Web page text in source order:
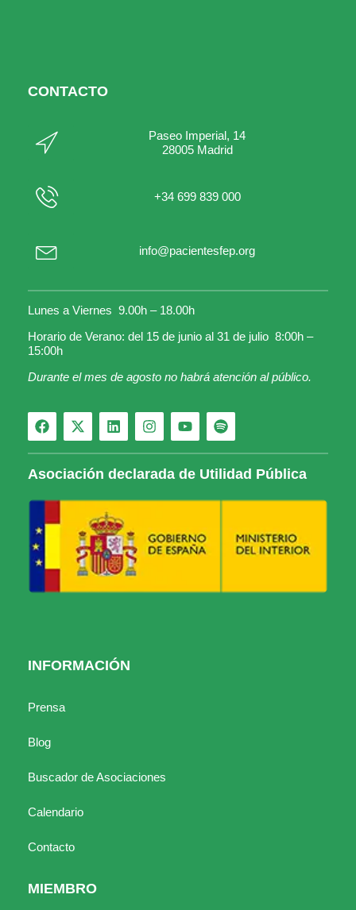
CONTACTO
Paseo Imperial, 14
28005 Madrid
+34 699 839 000
info@pacientesfep.org
Lunes a Viernes 9.00h – 18.00h
Horario de Verano: del 15 de junio al 31 de julio 8:00h –
15:00h
Durante el mes de agosto no habrá atención al público.
Asociación declarada de Utilidad Pública
INFORMACIÓN
Prensa
Blog
Buscador de Asociaciones
Calendario
Contacto
MIEMBRO